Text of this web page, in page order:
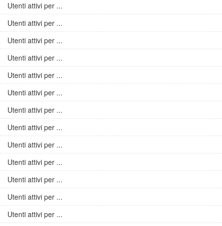
Utenti attivi per ...
Utenti attivi per ...
Utenti attivi per ...
Utenti attivi per ...
Utenti attivi per ...
Utenti attivi per ...
Utenti attivi per ...
Utenti attivi per ...
Utenti attivi per ...
Utenti attivi per ...
Utenti attivi per ...
Utenti attivi per ...
Utenti attivi per ...